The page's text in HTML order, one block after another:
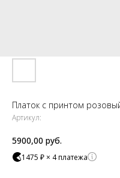
Платок с принтом
Артикул:
5900,00 руб.
1475 ₽ × 4 платежа